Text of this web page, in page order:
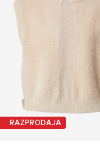
RAZPRODAJA